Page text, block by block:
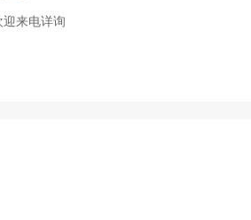
迎来电详询